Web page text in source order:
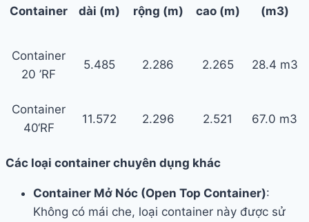
Container
dài (m)
rộng (m)
cao (m)
(m3)
Container
20 ’RF
5.485 2.286 2.265 28.4 m3
Container
40‘RF
11.572 2.296 2.521 67.0 m3
Các loại container chuyên dụng khác
Container Mở Nóc (Open Top Container):
Không có mái che, loại container này được sử